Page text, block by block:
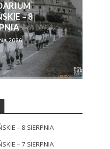
– 8
2026
– 8 SIERPNIA
– 7 SIERPNIA